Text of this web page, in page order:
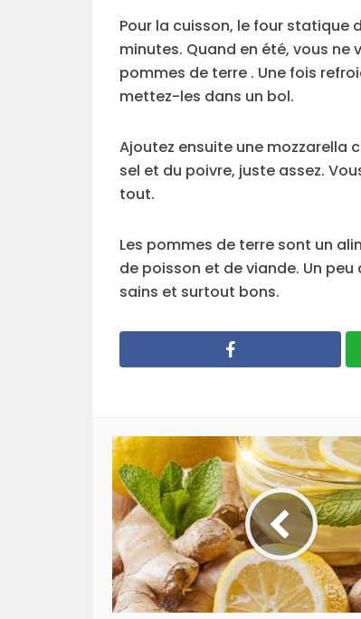
Pour la cuisson, le four
minutes. Quand en été, vous ne
pommes de terre . Une fois
mettez-les dans un bol.
Ajoutez ensuite une mozzarella
sel et du poivre, juste assez.
tout.
Les pommes de terre sont un
de poisson et de viande. Un
sains et surtout bons.